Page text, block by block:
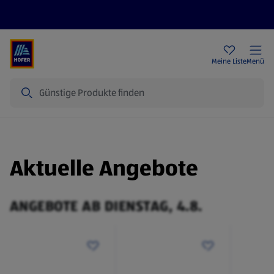
Meine ListeMenü
Aktuelle Angebote
ANGEBOTE AB DIENSTAG, 4.8.